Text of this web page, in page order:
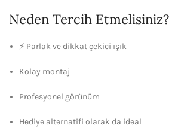
Neden Tercih Etmelisiniz?
⚡ Parlak ve dikkat çekici ışık
Kolay montaj
Profesyonel görünüm
Hediye alternatifi olarak da ideal